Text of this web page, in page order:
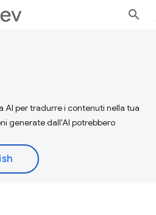
AI per tradurre i contenuti nella tua
generate dall'AI potrebbero